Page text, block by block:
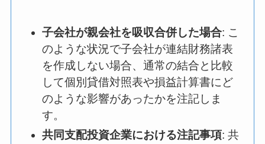
子会社が親会社を吸収合併した場合: こ
のような状況で子会社が連結財務諸表
を作成しない場合、通常の結合と比較
して個別貸借対照表や損益計算書にど
のような影響があったかを注記しま
す。
共同支配投資企業における注記事項: 共